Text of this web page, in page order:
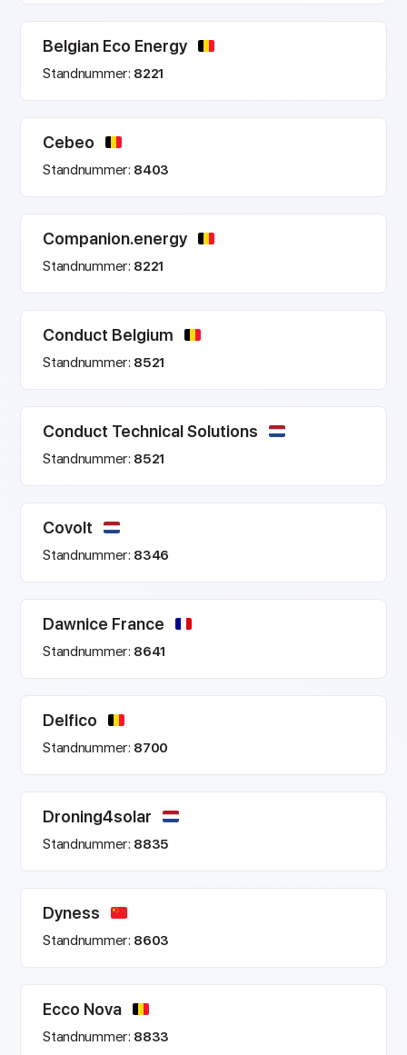
Belgian Eco Energy
Standnummer: 8221
Cebeo
Standnummer: 8403
Companion.energy
Standnummer: 8221
Conduct Belgium
Standnummer: 8521
Conduct Technical Solutions
Standnummer: 8521
Covolt
Standnummer: 8346
Dawnice France
Standnummer: 8641
Delfico
Standnummer: 8700
Droning4solar
Standnummer: 8835
Dyness
Standnummer: 8603
Ecco Nova
Standnummer: 8833